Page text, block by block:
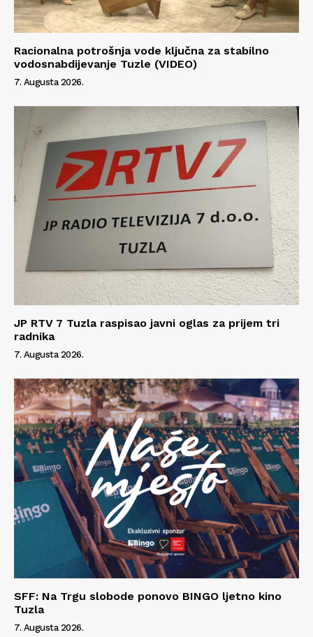
Racionalna potrošnja vode ključna za stabilno
vodosnabdijevanje Tuzle (VIDEO)
7. Augusta 2026.
JP RTV 7 Tuzla raspisao javni oglas za prijem tri
radnika
7. Augusta 2026.
SFF: Na Trgu slobode ponovo BINGO ljetno kino
Tuzla
7. Augusta 2026.